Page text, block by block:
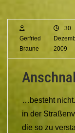
Gerfried
Braune
30.
2009
…besteht
in der
die so zu